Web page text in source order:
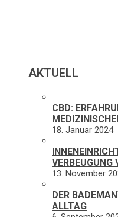
AKTUELL
CBD:
18. Januar 2024
VERBEUGUNG
13. November
DER
ALLTAG